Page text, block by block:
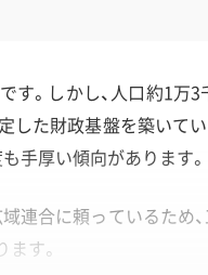
す。しかし、人口約1
した財政基盤を築いて
手厚い傾向があります。
連合に頼っているため
す。